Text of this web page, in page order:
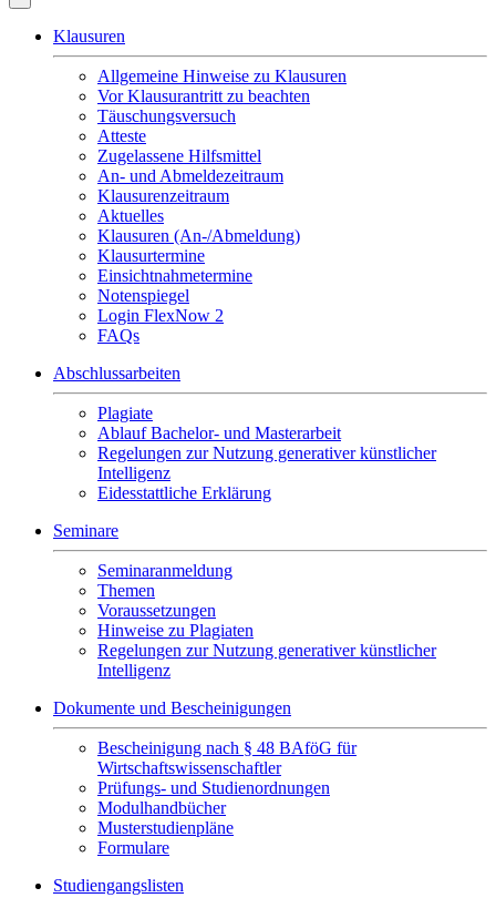
Klausuren
Allgemeine Hinweise zu Klausuren
Vor Klausurantritt zu beachten
Täuschungsversuch
Atteste
Zugelassene Hilfsmittel
An- und Abmeldezeitraum
Klausurenzeitraum
Aktuelles
Klausuren (An-/Abmeldung)
Klausurtermine
Einsichtnahmetermine
Notenspiegel
Login FlexNow 2
FAQs
Abschlussarbeiten
Plagiate
Ablauf Bachelor- und Masterarbeit
Regelungen zur Nutzung generativer künstlicher
Intelligenz
Eidesstattliche Erklärung
Seminare
Seminaranmeldung
Themen
Voraussetzungen
Hinweise zu Plagiaten
Regelungen zur Nutzung generativer künstlicher
Intelligenz
Dokumente und Bescheinigungen
Bescheinigung nach § 48 BAföG für
Wirtschaftswissenschaftler
Prüfungs- und Studienordnungen
Modulhandbücher
Musterstudienpläne
Formulare
Studiengangslisten